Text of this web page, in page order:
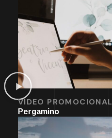
VIDEO PROMOCIONAL
Pergamino